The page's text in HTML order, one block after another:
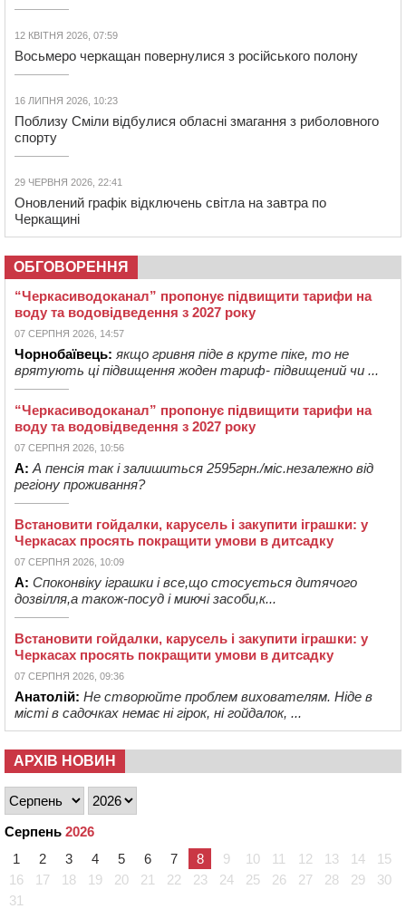
12 КВІТНЯ 2026, 07:59
Восьмеро черкащан повернулися з російського полону
16 ЛИПНЯ 2026, 10:23
Поблизу Сміли відбулися обласні змагання з риболовного
спорту
29 ЧЕРВНЯ 2026, 22:41
Оновлений графік відключень світла на завтра по
Черкащині
ОБГОВОРЕННЯ
“Черкасиводоканал” пропонує підвищити тарифи на
воду та водовідведення з 2027 року
07 СЕРПНЯ 2026, 14:57
Чорнобаївець: якщо гривня піде в круте піке, то не
врятують ці підвищення жоден тариф- підвищений чи ...
“Черкасиводоканал” пропонує підвищити тарифи на
воду та водовідведення з 2027 року
07 СЕРПНЯ 2026, 10:56
А: А пенсія так і залишиться 2595грн./міс.незалежно від
регіону проживання?
Встановити гойдалки, карусель і закупити іграшки: у
Черкасах просять покращити умови в дитсадку
07 СЕРПНЯ 2026, 10:09
А: Споконвіку іграшки і все,що стосується дитячого
дозвілля,а також-посуд і миючі засоби,к...
Встановити гойдалки, карусель і закупити іграшки: у
Черкасах просять покращити умови в дитсадку
07 СЕРПНЯ 2026, 09:36
Анатолій: Не створюйте проблем вихователям. Ніде в
місті в садочках немає ні гірок, ні гойдалок, ...
АРХІВ НОВИН
Серпень 2026
1
2 3 4 5 6 7 8 9 10 11 12 13 14
15
16
17 18 19 20 21 22 23 24 25 26 27 28 29
30
31